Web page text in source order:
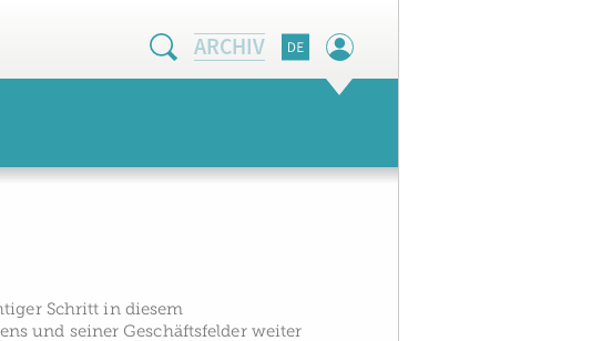
ARCHIV
Schritt in diesem
und seiner Geschäftsfelder weiter